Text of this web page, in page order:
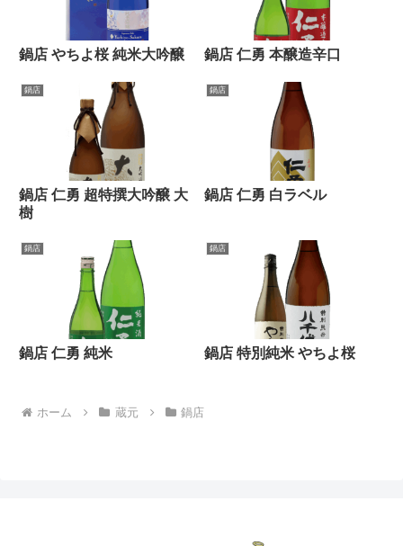
鍋店 やちよ桜 純米大吟醸 鍋店 仁勇 本醸造辛口
鍋店
鍋店 仁勇 超特撰大吟醸 大
樹
鍋店
鍋店 仁勇 白ラベル
鍋店
鍋店 仁勇 純米
鍋店
鍋店 特別純米 やちよ桜
ホーム 蔵元 鍋店